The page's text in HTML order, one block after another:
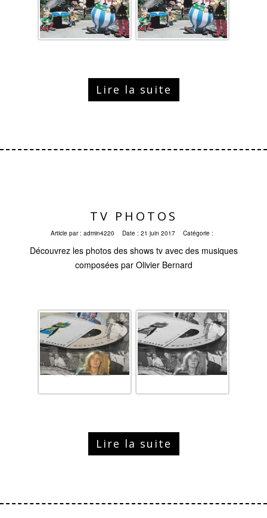
Lire la suite
TV PHOTOS
Article par : admin4220 Date : 21 juin 2017 Catégorie :
Découvrez les photos des shows tv avec des musiques
composées par Olivier Bernard
Lire la suite